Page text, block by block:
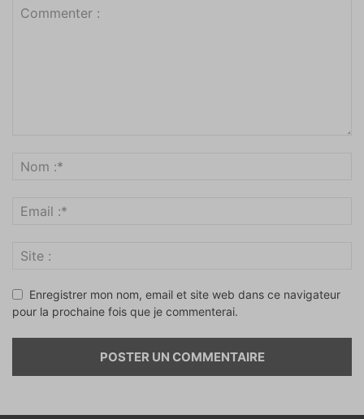
Enregistrer mon nom, email et site web dans ce navigateur
pour la prochaine fois que je commenterai.